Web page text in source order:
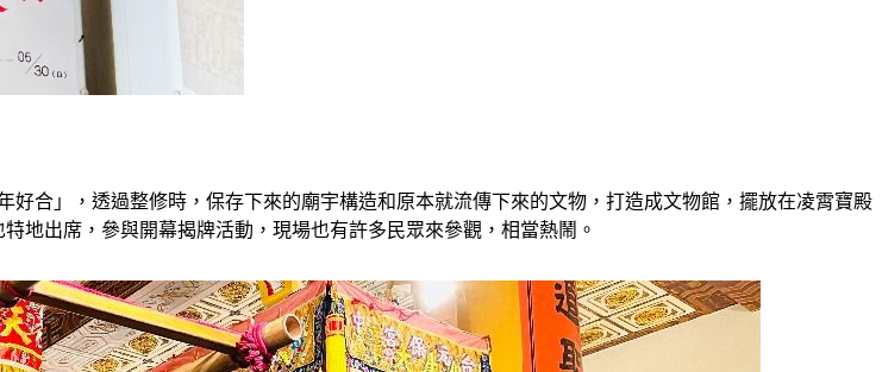
合」，透過整修時，保存下來的廟宇構造和原本就流傳下來的文物，打造成文物館，擺放在凌霄寶殿
地出席，參與開幕揭牌活動，現場也有許多民眾來參觀，相當熱鬧。